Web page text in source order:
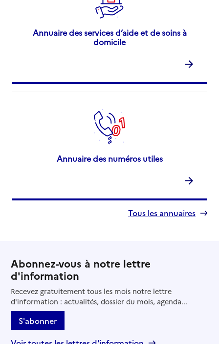
Annuaire des services d’aide et de soins à
domicile
Annuaire des numéros utiles
Tous les annuaires
Abonnez-vous à notre lettre
d'information
Recevez gratuitement tous les mois notre lettre
d'information : actualités, dossier du mois, agenda...
S'abonner